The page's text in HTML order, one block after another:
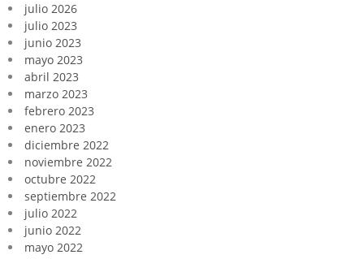
julio 2026
julio 2023
junio 2023
mayo 2023
abril 2023
marzo 2023
febrero 2023
enero 2023
diciembre 2022
noviembre 2022
octubre 2022
septiembre 2022
julio 2022
junio 2022
mayo 2022